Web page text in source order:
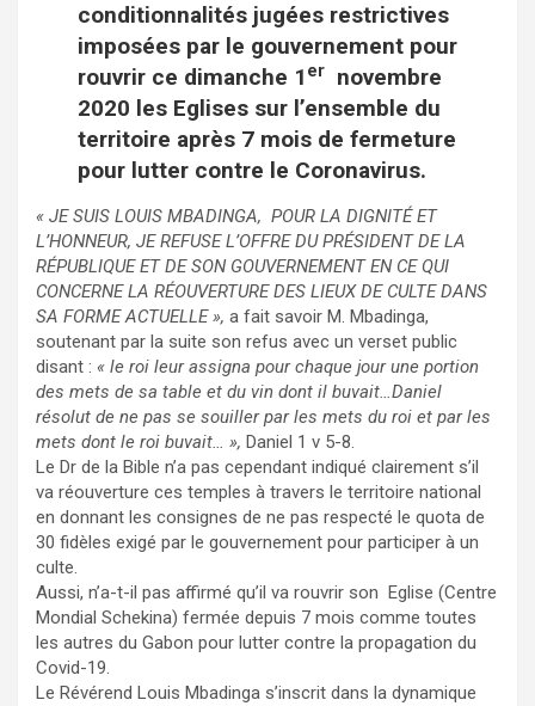
conditionnalités jugées restrictives
imposées par le gouvernement pour
rouvrir ce dimanche 1 er
novembre
2020 les Eglises sur l’ensemble du
territoire après 7 mois de fermeture
pour lutter contre le Coronavirus.
« JE SUIS LOUIS MBADINGA, POUR LA DIGNITÉ ET
L’HONNEUR, JE REFUSE L’OFFRE DU PRÉSIDENT DE LA
RÉPUBLIQUE ET DE SON GOUVERNEMENT EN CE QUI
CONCERNE LA RÉOUVERTURE DES LIEUX DE CULTE DANS
SA FORME ACTUELLE », a fait savoir M. Mbadinga,
soutenant par la suite son refus avec un verset public
disant : « le roi leur assigna pour chaque jour une portion
des mets de sa table et du vin dont il buvait…Daniel
résolut de ne pas se souiller par les mets du roi et par les
mets dont le roi buvait… », Daniel 1 v 5-8.
Le Dr de la Bible n’a pas cependant indiqué clairement s’il
va réouverture ces temples à travers le territoire national
en donnant les consignes de ne pas respecté le quota de
30 fidèles exigé par le gouvernement pour participer à un
culte.
Aussi, n’a-t-il pas affirmé qu’il va rouvrir son Eglise (Centre
Mondial Schekina) fermée depuis 7 mois comme toutes
les autres du Gabon pour lutter contre la propagation du
Covid-19.
Le Révérend Louis Mbadinga s’inscrit dans la dynamique